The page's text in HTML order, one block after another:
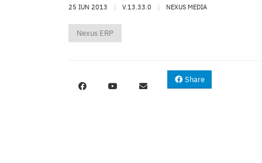
25 IUN 2013 | V.13.33.0 | NEXUS MEDIA
Nexus ERP
Share